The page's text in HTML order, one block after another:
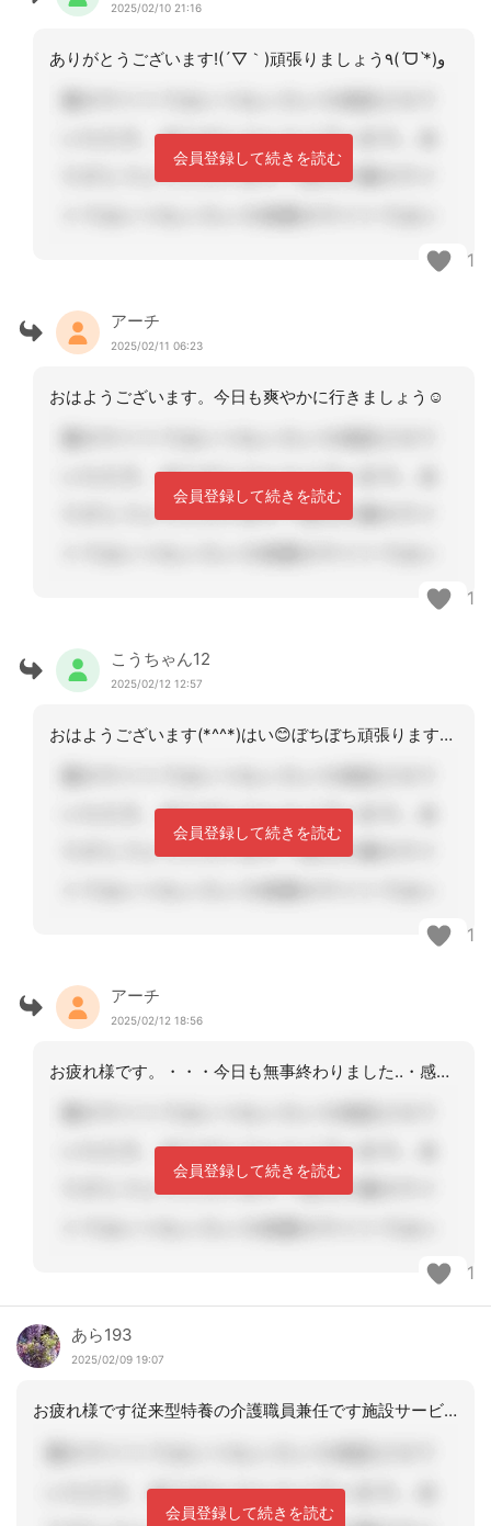
2025/02/10 21:16
ありがとうございます!(´▽｀)頑張りましょう٩(ˊᗜˋ*)و
会員登録して続きを読む
1
アーチ
2025/02/11 06:23
おはようございます。今日も爽やかに行きましょう☺️
会員登録して続きを読む
1
こうちゃん12
2025/02/12 12:57
おはようございます(*^^*)はい😊ぼちぼち頑張りますましょ〜(ง •̀_•́)
会員登録して続きを読む
1
アーチ
2025/02/12 18:56
お疲れ様です。・・・今日も無事終わりました‥・感謝です
会員登録して続きを読む
1
あら193
2025/02/09 19:07
お疲れ様です従来型特養の介護職員兼任です施設サービス計画書についてですね？わたし
会員登録して続きを読む